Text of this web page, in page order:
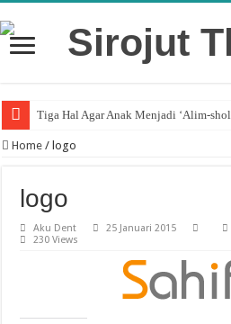
Tiga Hal Agar Anak Menjadi ‘Alim-
Home / logo
logo
Aku Dent 25 Januari 2015
230 Views